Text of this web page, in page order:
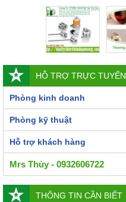
HỖ TRỢ TRỰC TUYẾN
Phòng kinh doanh
Phòng kỹ thuật
Hỗ trợ khách hàng
Mrs Thủy - 0932606722
THÔNG TIN CẦN BIẾT